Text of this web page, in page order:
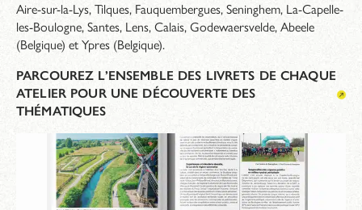
Aire-sur-la-Lys, Tilques, Fauquembergues, Seninghem, La-Capelle-
les-Boulogne, Santes, Lens, Calais, Godewaersvelde, Abeele
(Belgique) et Ypres (Belgique).
PARCOUREZ L’ENSEMBLE DES LIVRETS DE CHAQUE
ATELIER POUR UNE DÉCOUVERTE DES
THÉMATIQUES